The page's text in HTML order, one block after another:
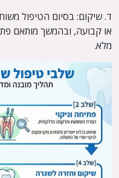
ד. שיקום: בסיום הטיפול
או קבועה, ובהמשך מותאם
מלא.